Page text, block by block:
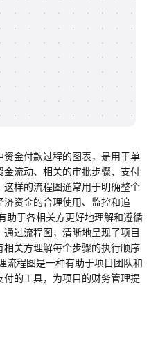
金付款过程的图表，是用于单
流动、相关的审批步骤、支付
样的流程图通常用于明确整个
资金的合理使用、监控和追
助于各相关方更好地理解和遵循
过流程图，清晰地呈现了项目
关方理解每个步骤的执行顺序
流程图是一种有助于项目团队和
的工具，为项目的财务管理提